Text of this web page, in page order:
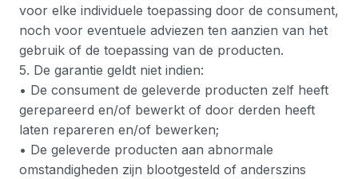
voor elke individuele toepassing door de consument,
noch voor eventuele adviezen ten aanzien van het
gebruik of de toepassing van de producten.
5. De garantie geldt niet indien:
• De consument de geleverde producten zelf heeft
gerepareerd en/of bewerkt of door derden heeft
laten repareren en/of bewerken;
• De geleverde producten aan abnormale
omstandigheden zijn blootgesteld of anderszins